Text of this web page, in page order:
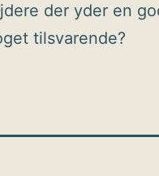
der yder en
tilsvarende?